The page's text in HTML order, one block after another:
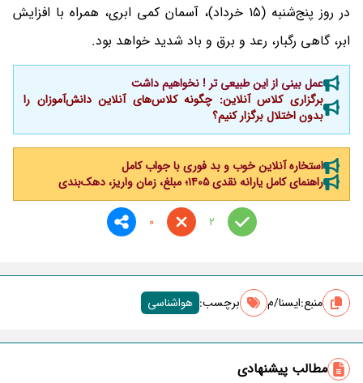
در روز پنج‌شنبه (۱۵ خرداد)، آسمان کمی ابری، همراه با افزایش
ابر، گاهی رگبار، رعد و برق و باد شدید خواهد بود.
عمل بینی از این طبیعی تر ! نخواهیم داشت
برگزاری کلاس آنلاین: چگونه کلاس‌های آنلاین دانش‌آموزان را
بدون اختلال برگزار کنیم؟
استخاره آنلاین خوب و بد فوری با جواب کامل
راهنمای کامل یارانه نقدی ۱۴۰۵؛ مبلغ، زمان واریز، دهک‌بندی
2
0
منبع:ایسنا/م برچسب‌: هواشناسی
مطالب پیشنهادی